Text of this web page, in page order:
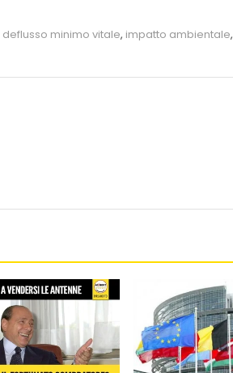
deflusso minimo vitale, impatto ambientale,